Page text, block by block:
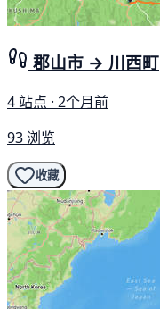
郡山市 → 川西町
4 站点 · 2个月前
93 浏览
收藏